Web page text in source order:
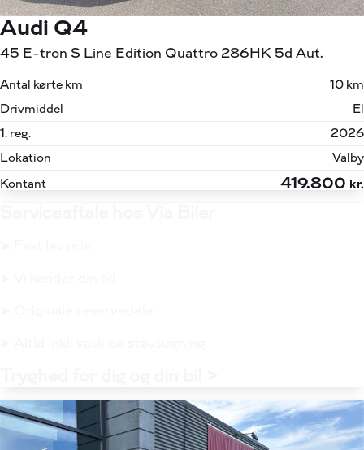
Audi Q4
45 E-tron S Line Edition Quattro 286HK 5d Aut.
Antal kørte km
10 km
Drivmiddel
El
1. reg.
2026
Lokation
Valby
Kontant
419.800 kr.